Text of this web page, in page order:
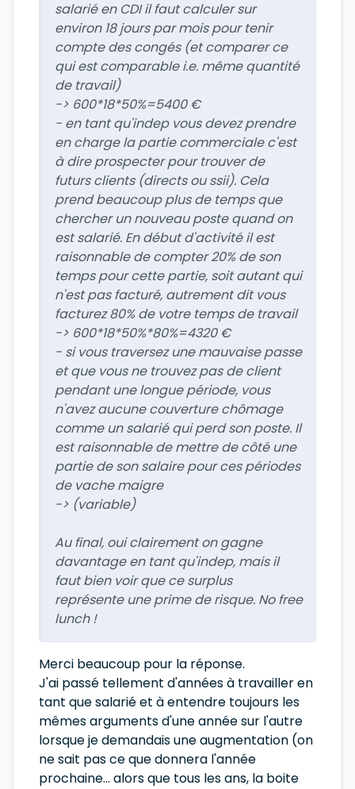
salarié en CDI il faut calculer sur
environ 18 jours par mois pour tenir
compte des congés (et comparer ce
qui est comparable i.e. même quantité
de travail)
-> 600*18*50%=5400 €
- en tant qu'indep vous devez prendre
en charge la partie commerciale c'est
à dire prospecter pour trouver de
futurs clients (directs ou ssii). Cela
prend beaucoup plus de temps que
chercher un nouveau poste quand on
est salarié. En début d'activité il est
raisonnable de compter 20% de son
temps pour cette partie, soit autant qui
n'est pas facturé, autrement dit vous
facturez 80% de votre temps de travail
-> 600*18*50%*80%=4320 €
- si vous traversez une mauvaise passe
et que vous ne trouvez pas de client
pendant une longue période, vous
n'avez aucune couverture chômage
comme un salarié qui perd son poste. Il
est raisonnable de mettre de côté une
partie de son salaire pour ces périodes
de vache maigre
-> (variable)
Au final, oui clairement on gagne
davantage en tant qu'indep, mais il
faut bien voir que ce surplus
représente une prime de risque. No free
lunch !
Merci beaucoup pour la réponse.
J'ai passé tellement d'années à travailler en
tant que salarié et à entendre toujours les
mêmes arguments d'une année sur l'autre
lorsque je demandais une augmentation (on
ne sait pas ce que donnera l'année
prochaine... alors que tous les ans, la boite